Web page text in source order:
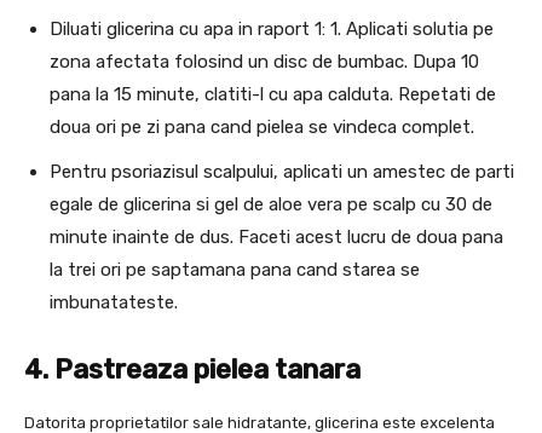
Diluati glicerina cu apa in raport 1: 1. Aplicati solutia pe
zona afectata folosind un disc de bumbac. Dupa 10
pana la 15 minute, clatiti-l cu apa calduta. Repetati de
doua ori pe zi pana cand pielea se vindeca complet.
Pentru psoriazisul scalpului, aplicati un amestec de parti
egale de glicerina si gel de aloe vera pe scalp cu 30 de
minute inainte de dus. Faceti acest lucru de doua pana
la trei ori pe saptamana pana cand starea se
imbunatateste.
4. Pastreaza pielea tanara
Datorita proprietatilor sale hidratante, glicerina este excelenta